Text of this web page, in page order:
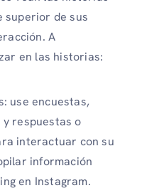
superior de sus
A
en las historias:
use encuestas,
respuestas o
interactuar con su
información
en Instagram.